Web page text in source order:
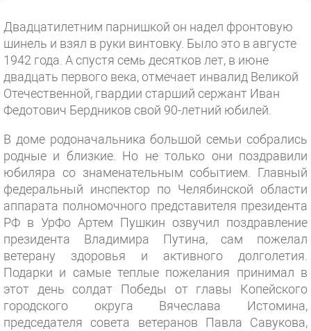
Двадцатилетним парнишкой он надел фронтовую
шинель и взял в руки винтовку. Было это в августе
1942 года. А спустя семь десятков лет, в июне
двадцать первого века, отмечает инвалид Великой
Отечественной, гвардии старший сержант Иван
Федотович Бердников свой 90-летний юбилей.
В доме родоначальника большой семьи собрались
родные и близкие. Но не только они поздравили
юбиляра со знаменательным событием. Главный
федеральный инспектор по Челябинской области
аппарата полномочного представителя президента
РФ в УрФо Артем Пушкин озвучил поздравление
президента Владимира Путина, сам пожелал
ветерану здоровья и активного долголетия.
Подарки и самые теплые пожелания принимал в
этот день солдат Победы от главы Копейского
городского округа Вячеслава Истомина,
председателя совета ветеранов Павла Савукова,